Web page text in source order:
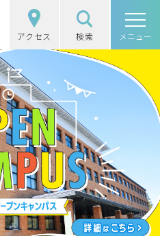
アクセス
検索